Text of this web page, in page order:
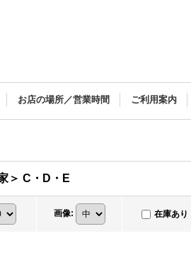
お店の場所／営業時間 ご利用案内
＞ C・D・E
画像: 在庫あり